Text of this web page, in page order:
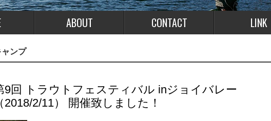
ABOUT CONTACT LINK
ャンプ
9回 トラウトフェスティバル inジョイバレー
（2018/2/11） 開催致しました！